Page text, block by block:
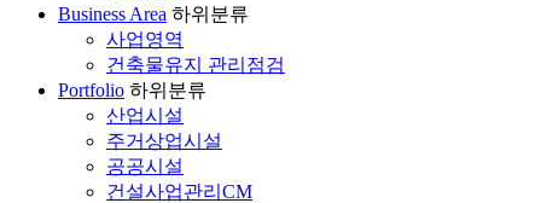
Business Area 하위분류
사업영역
건축물유지 관리점검
Portfolio 하위분류
산업시설
주거상업시설
공공시설
건설사업관리CM